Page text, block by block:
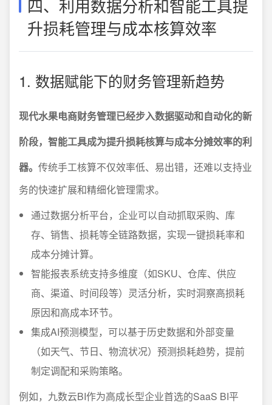
四、利用数据分析和智能工具提
升损耗管理与成本核算效率
1. 数据赋能下的财务管理新趋势
现代水果电商财务管理已经步入数据驱动和自动化的新
阶段，智能工具成为提升损耗核算与成本分摊效率的利
器。 传统手工核算不仅效率低、易出错，还难以支持业
务的快速扩展和精细化管理需求。
通过数据分析平台，企业可以自动抓取采购、库
存、销售、损耗等全链路数据，实现一键损耗率和
成本分摊计算。
智能报表系统支持多维度（如SKU、仓库、供应
商、渠道、时间段等）灵活分析，实时洞察高损耗
原因和高成本环节。
集成AI预测模型，可以基于历史数据和外部变量
（如天气、节日、物流状况）预测损耗趋势，提前
制定调配和采购策略。
例如，九数云BI作为高成长型企业首选的SaaS BI平